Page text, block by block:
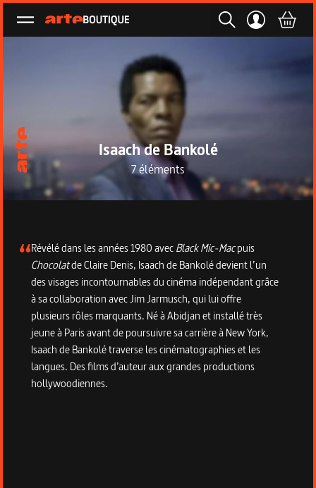
Ouvrir le menu
Isaach de Bankolé
7 éléments
Description de la collection
Révélé dans les années 1980 avecBlack Mic-Macpuis
Chocolatde Claire Denis, Isaach de Bankolé devient l’un
des visages incontournables du cinéma indépendant grâce
à sa collaboration avec Jim Jarmusch, qui lui offre
plusieurs rôles marquants. Né à Abidjan et installé très
jeune à Paris avant de poursuivre sa carrière à New York,
Isaach de Bankolé traverse les cinématographies et les
langues. Des films d’auteur aux grandes productions
hollywoodiennes.